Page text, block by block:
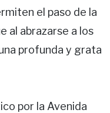
el paso de la
al abrazarse a los
profunda y grata
por la Avenida